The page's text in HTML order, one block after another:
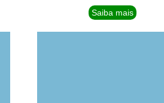
Saiba mais